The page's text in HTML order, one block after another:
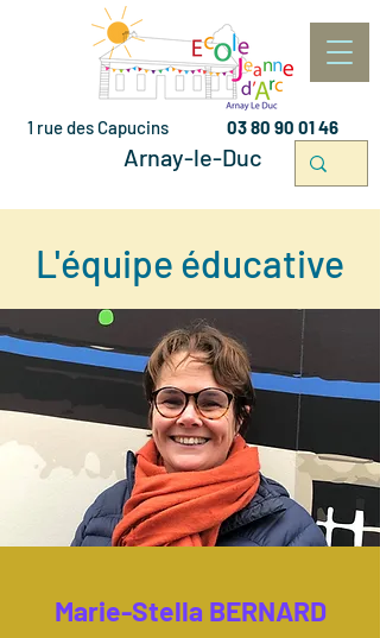
1 rue des Capucins 03 80 90 01 46
Arnay-le-Duc
L'équipe éducative
Marie-Stella BERNARD